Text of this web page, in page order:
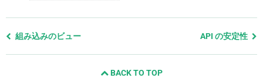
前 組み込みのビュー API の安定性
BACK TO TOP